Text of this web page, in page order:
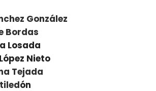
González
Bordas
Losada
Nieto
Tejada
ón